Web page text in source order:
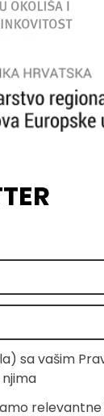
sa vašim
njima